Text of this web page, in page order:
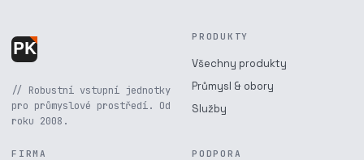
// Robustní vstupní jednotky
pro průmyslové prostředí. Od
roku 2008.
PRODUKTY
Všechny produkty
Průmysl & obory
Služby
FIRMA PODPORA